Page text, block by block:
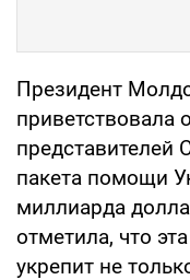
Президент
приветствовала
пакета помощи
миллиарда
отметила, что
укрепит не